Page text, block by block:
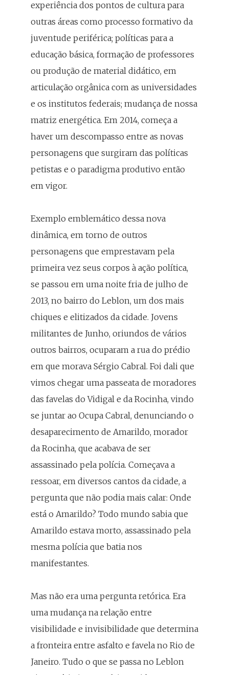
experiência dos pontos de cultura para
outras áreas como processo formativo da
juventude periférica; políticas para a
educação básica, formação de professores
ou produção de material didático, em
articulação orgânica com as universidades
e os institutos federais; mudança de nossa
matriz energética. Em 2014, começa a
haver um descompasso entre as novas
personagens que surgiram das políticas
petistas e o paradigma produtivo então
em vigor.
Exemplo emblemático dessa nova
dinâmica, em torno de outros
personagens que emprestavam pela
primeira vez seus corpos à ação política,
se passou em uma noite fria de julho de
2013, no bairro do Leblon, um dos mais
chiques e elitizados da cidade. Jovens
militantes de Junho, oriundos de vários
outros bairros, ocuparam a rua do prédio
em que morava Sérgio Cabral. Foi dali que
vimos chegar uma passeata de moradores
das favelas do Vidigal e da Rocinha, vindo
se juntar ao Ocupa Cabral, denunciando o
desaparecimento de Amarildo, morador
da Rocinha, que acabava de ser
assassinado pela polícia. Começava a
ressoar, em diversos cantos da cidade, a
pergunta que não podia mais calar: Onde
está o Amarildo? Todo mundo sabia que
Amarildo estava morto, assassinado pela
mesma polícia que batia nos
manifestantes.
Mas não era uma pergunta retórica. Era
uma mudança na relação entre
visibilidade e invisibilidade que determina
a fronteira entre asfalto e favela no Rio de
Janeiro. Tudo o que se passa no Leblon